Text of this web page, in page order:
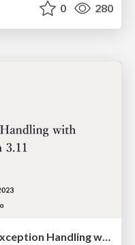
0 280
Asyncio Evolved: Enhanced Exception Handling with TaskGroup in Python 3.11(PyConTW 2023)